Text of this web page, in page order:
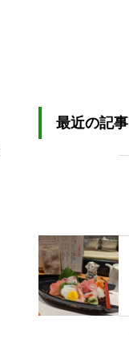
最近の記事